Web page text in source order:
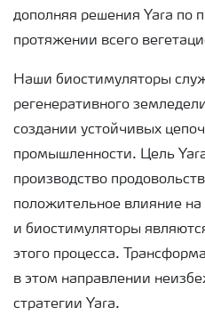
дополняя решения Yara по
протяжении всего
Наши биостимуляторы
регенеративного
создании устойчивых
промышленности. Цель
производство
положительное влияние
и биостимуляторы
этого процесса.
в этом направлении
стратегии Yara.